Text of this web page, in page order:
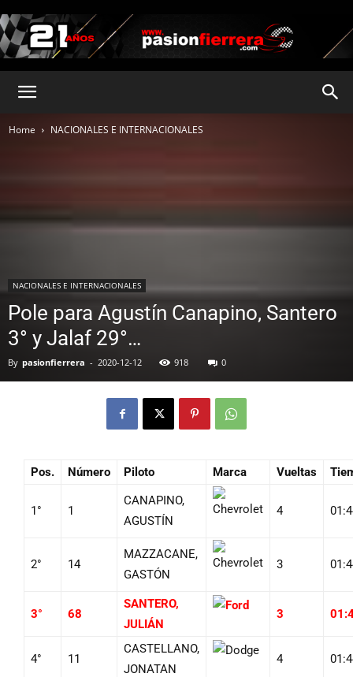
Home NACIONALES E INTERNACIONALES
NACIONALES E INTERNACIONALES
Pole para Agustín Canapino, Santero
3° y Jalaf 29°…
By pasionfierrera - 2020-12-12 918 0
Pos. Número Piloto Marca Vueltas
1° 1
CANAPINO,
AGUSTÍN
4
2° 14
MAZZACANE,
GASTÓN
3
3° 68
SANTERO,
JULIÁN
3
4° 11
CASTELLANO,
JONATAN
4